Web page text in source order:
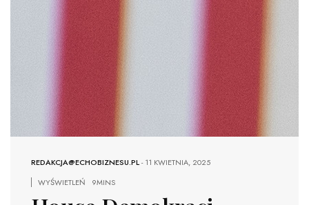
REDAKCJA@ECHOBIZNESU.PL-11 KWIETNIA, 2025
WYŚWIETLEŃ
9MINS